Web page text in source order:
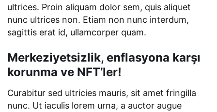
ultrices. Proin aliquam dolor sem, quis aliquet
nunc ultrices non. Etiam non nunc interdum,
sagittis erat id, ullamcorper quam.
Merkeziyetsizlik, enflasyona karşı
korunma ve NFT’ler!
Curabitur sed ultricies mauris, sit amet fringilla
nunc. Ut iaculis lorem urna, a auctor augue